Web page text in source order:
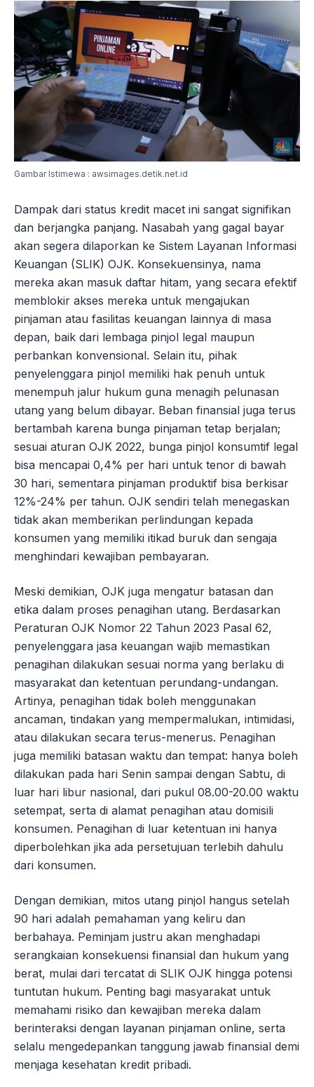
Gambar Istimewa : awsimages.detik.net.id
Dampak dari status kredit macet ini sangat signifikan
dan berjangka panjang. Nasabah yang gagal bayar
akan segera dilaporkan ke Sistem Layanan Informasi
Keuangan (SLIK) OJK. Konsekuensinya, nama
mereka akan masuk daftar hitam, yang secara efektif
memblokir akses mereka untuk mengajukan
pinjaman atau fasilitas keuangan lainnya di masa
depan, baik dari lembaga pinjol legal maupun
perbankan konvensional. Selain itu, pihak
penyelenggara pinjol memiliki hak penuh untuk
menempuh jalur hukum guna menagih pelunasan
utang yang belum dibayar. Beban finansial juga terus
bertambah karena bunga pinjaman tetap berjalan;
sesuai aturan OJK 2022, bunga pinjol konsumtif legal
bisa mencapai 0,4% per hari untuk tenor di bawah
30 hari, sementara pinjaman produktif bisa berkisar
12%-24% per tahun. OJK sendiri telah menegaskan
tidak akan memberikan perlindungan kepada
konsumen yang memiliki itikad buruk dan sengaja
menghindari kewajiban pembayaran.
Meski demikian, OJK juga mengatur batasan dan
etika dalam proses penagihan utang. Berdasarkan
Peraturan OJK Nomor 22 Tahun 2023 Pasal 62,
penyelenggara jasa keuangan wajib memastikan
penagihan dilakukan sesuai norma yang berlaku di
masyarakat dan ketentuan perundang-undangan.
Artinya, penagihan tidak boleh menggunakan
ancaman, tindakan yang mempermalukan, intimidasi,
atau dilakukan secara terus-menerus. Penagihan
juga memiliki batasan waktu dan tempat: hanya boleh
dilakukan pada hari Senin sampai dengan Sabtu, di
luar hari libur nasional, dari pukul 08.00-20.00 waktu
setempat, serta di alamat penagihan atau domisili
konsumen. Penagihan di luar ketentuan ini hanya
diperbolehkan jika ada persetujuan terlebih dahulu
dari konsumen.
Dengan demikian, mitos utang pinjol hangus setelah
90 hari adalah pemahaman yang keliru dan
berbahaya. Peminjam justru akan menghadapi
serangkaian konsekuensi finansial dan hukum yang
berat, mulai dari tercatat di SLIK OJK hingga potensi
tuntutan hukum. Penting bagi masyarakat untuk
memahami risiko dan kewajiban mereka dalam
berinteraksi dengan layanan pinjaman online, serta
selalu mengedepankan tanggung jawab finansial demi
menjaga kesehatan kredit pribadi.